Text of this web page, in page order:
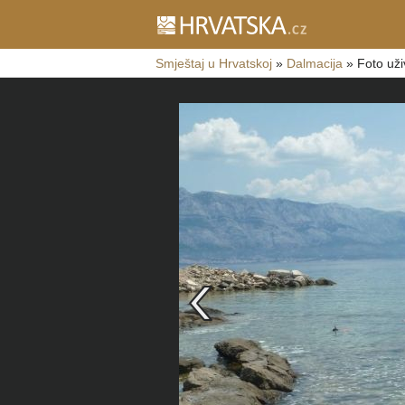
Smještaj u Hrvatskoj » Dalmacija » Foto